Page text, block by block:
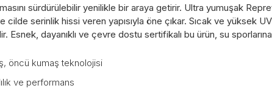
sürdürülebilir yenilikle bir araya getirir. Ultra yumuşak
serinlik hissi veren yapısıyla öne çıkar. Sıcak ve yüksek
Esnek, dayanıklı ve çevre dostu sertifikalı bu ürün, su
öncü kumaş teknolojisi
ve performans